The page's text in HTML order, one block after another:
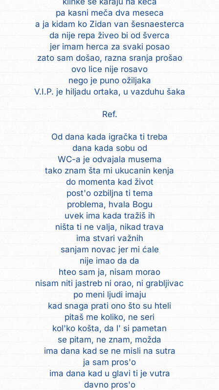
pa kasni meča dva meseca
a ja kidam ko Zidan van šesnaesterca
da nije repa živeo bi od šverca
jer imam herca za svaki posao
zato sam došao, razna sranja prošao
ovo lice nije rosavo
nego je puno ožiljaka
V.I.P. je hiljadu ortaka, u vazduhu šaka
Ref.
Od dana kada igračka ti treba
dana kada sobu od
WC-a je odvajala musema
tako znam šta mi ukucanin kenja
do momenta kad život
post'o ozbiljna ti tema
problema, hvala Bogu
uvek ima kada tražiš ih
ništa ti ne valja, nikad trava
ima stvari važnih
sanjam novac jer mi ćale
nije imao da da
hteo sam ja, nisam morao
nisam niti jastreb ni orao, ni grabljivac
po meni ljudi imaju
kad snaga prati ono što su hteli
pitaš me koliko, ne seri
kol'ko košta, da l' si pametan
se pitam, ne znam, možda
ima dana kad se ne misli na sutra
ja sam pros'o
ima dana kad u glavi ti je vutra
davno pros'o